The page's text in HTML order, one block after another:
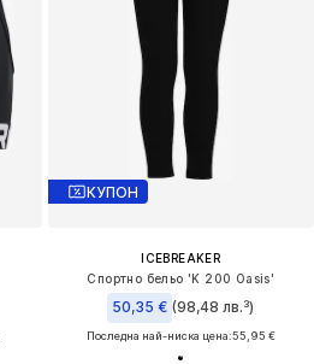
КУПОН
ICEBREAKER
Спортно бельо 'K 200 Oasis'
50,35 € (98,48 лв.³)
Последна най-ниска цена:55,95 €